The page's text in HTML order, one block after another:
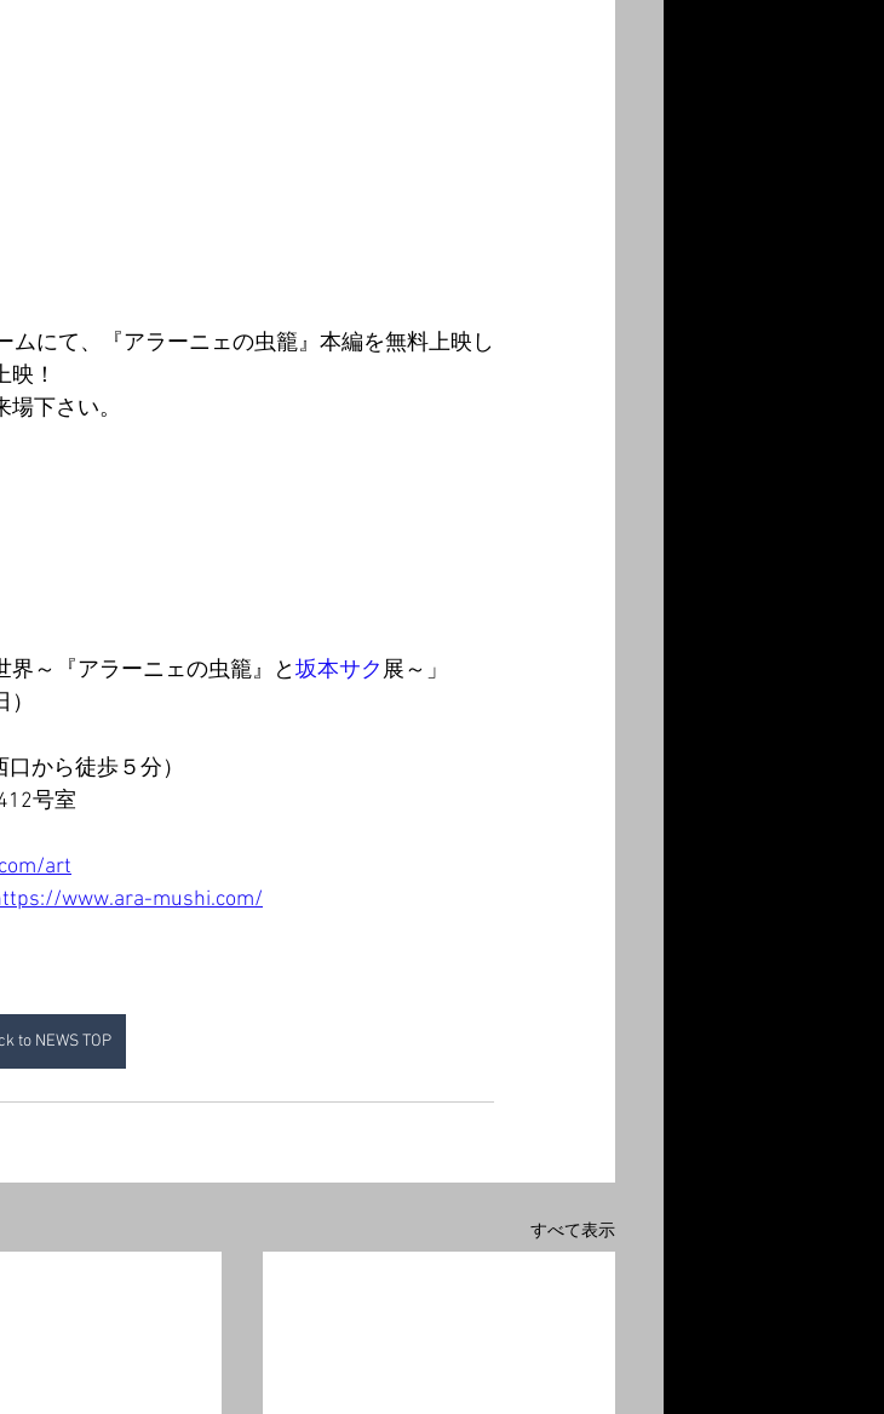
ムにて、『アラーニェの虫籠』本編を無料上映し
！
下さい。
～『アラーニェの虫籠』と坂本サク展～」
から徒歩５分）
号室
art
www.ara-mushi.com/
to NEWS TOP
すべて表示